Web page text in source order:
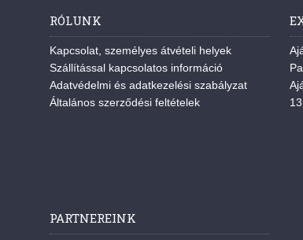
RÓLUNK
Kapcsolat, személyes átvételi helyek
Szállítással kapcsolatos információ
Adatvédelmi és adatkezelési szabályzat
Általános szerződési feltételek
PARTNEREINK